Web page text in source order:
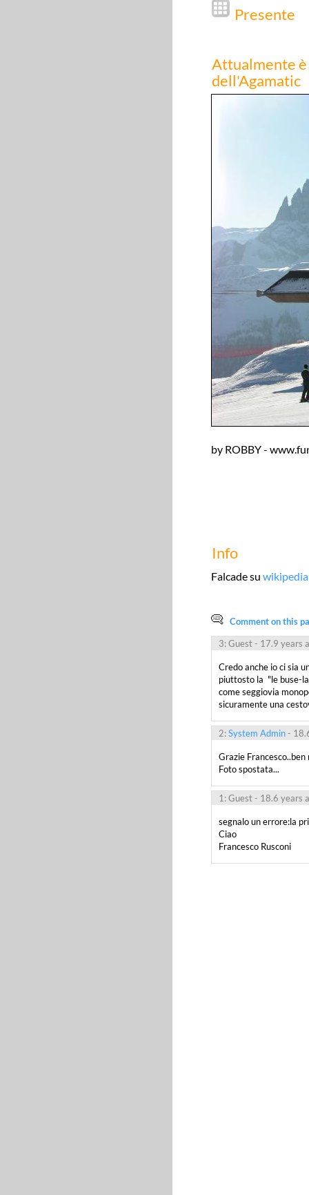
Presente
Attualmente è
dell'Agamatic
by ROBBY -
Info
Falcade su wikipedia
Comment on this
3: Guest- 17.9 years
Credo anche io ci sia
piuttosto la  "le buse-
come seggiovia
sicuramente una
2:System Admin-
Grazie
Foto spostata...
1: Guest- 18.6 years
segnalo un errore:la
Ciao
Francesco Rusconi